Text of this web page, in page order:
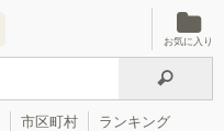
お気に入り
市区町村 ランキング